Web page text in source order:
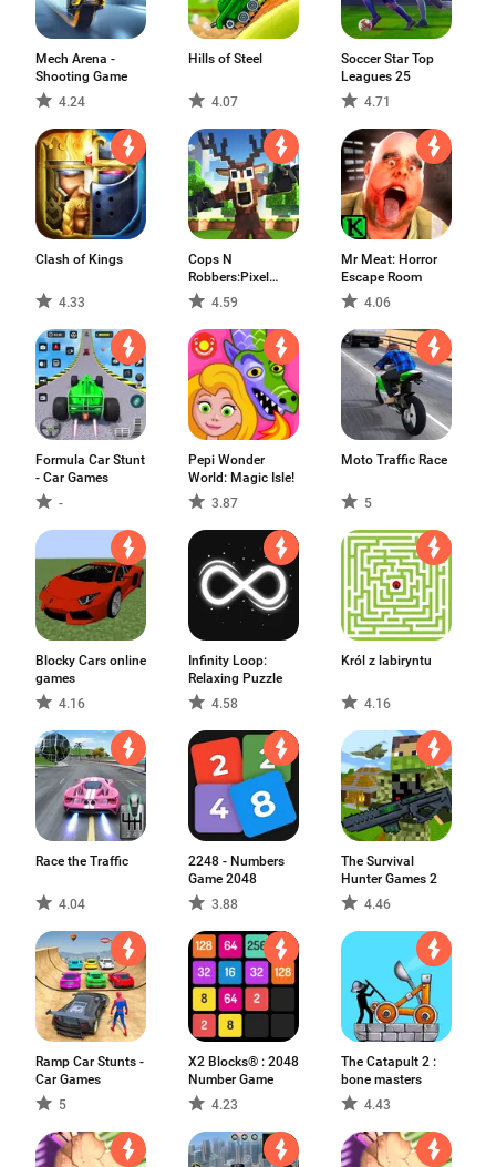
Mech Arena -
Shooting Game
4.24
Hills of Steel
4.07
Soccer Star Top
Leagues 25
4.71
Clash of Kings
4.33
Cops N
Robbers:Pixel
Craft Gun
4.59
Mr Meat: Horror
Escape Room
4.06
Formula Car Stunt
- Car Games
-
Pepi Wonder
World: Magic Isle!
3.87
Moto Traffic Race
5
Blocky Cars online
games
4.16
Infinity Loop:
Relaxing Puzzle
4.58
Król z labiryntu
4.16
Race the Traffic
4.04
2248 - Numbers
Game 2048
3.88
The Survival
Hunter Games 2
4.46
Ramp Car Stunts -
Car Games
5
X2 Blocks® : 2048
Number Game
4.23
The Catapult 2 :
bone masters
4.43